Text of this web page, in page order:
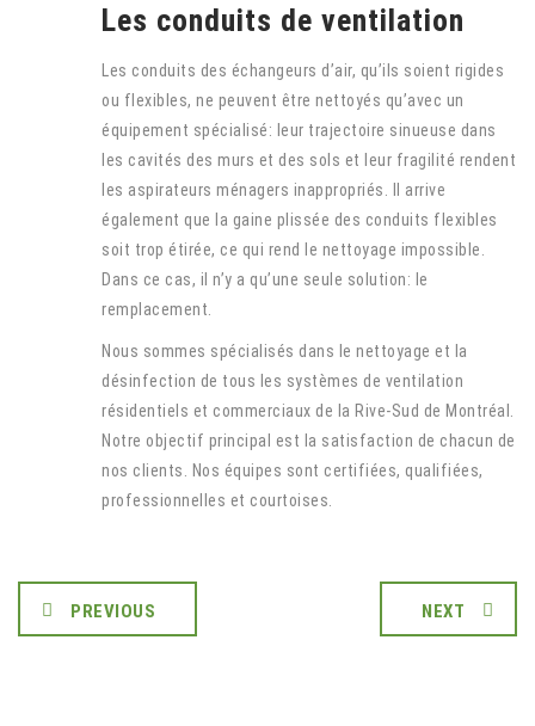
Les conduits de ventilation
Les conduits des échangeurs d’air, qu’ils soient rigides
ou flexibles, ne peuvent être nettoyés qu’avec un
équipement spécialisé: leur trajectoire sinueuse dans
les cavités des murs et des sols et leur fragilité rendent
les aspirateurs ménagers inappropriés. Il arrive
également que la gaine plissée des conduits flexibles
soit trop étirée, ce qui rend le nettoyage impossible.
Dans ce cas, il n’y a qu’une seule solution: le
remplacement.
Nous sommes spécialisés dans le nettoyage et la
désinfection de tous les systèmes de ventilation
résidentiels et commerciaux de la Rive-Sud de Montréal.
Notre objectif principal est la satisfaction de chacun de
nos clients. Nos équipes sont certifiées, qualifiées,
professionnelles et courtoises.
PREVIOUS NEXT